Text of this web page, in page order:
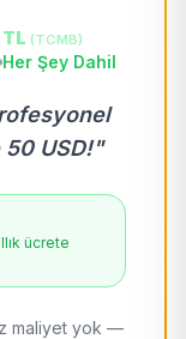
(TCMB)
Her Şey Dahil
50 USD!"
ücrete
maliyet yok —